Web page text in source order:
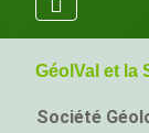
GéolVal et la
Société